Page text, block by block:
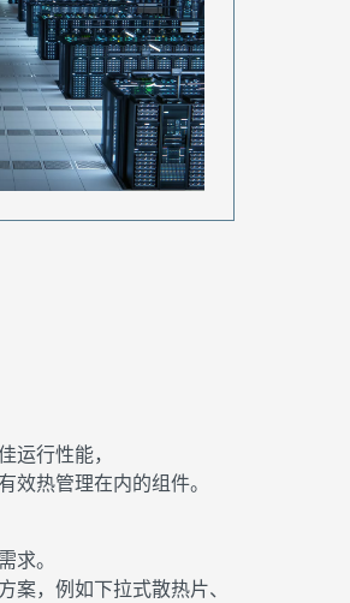
运行性能，
效热管理在内的组件。
求。
，例如下拉式散热片、